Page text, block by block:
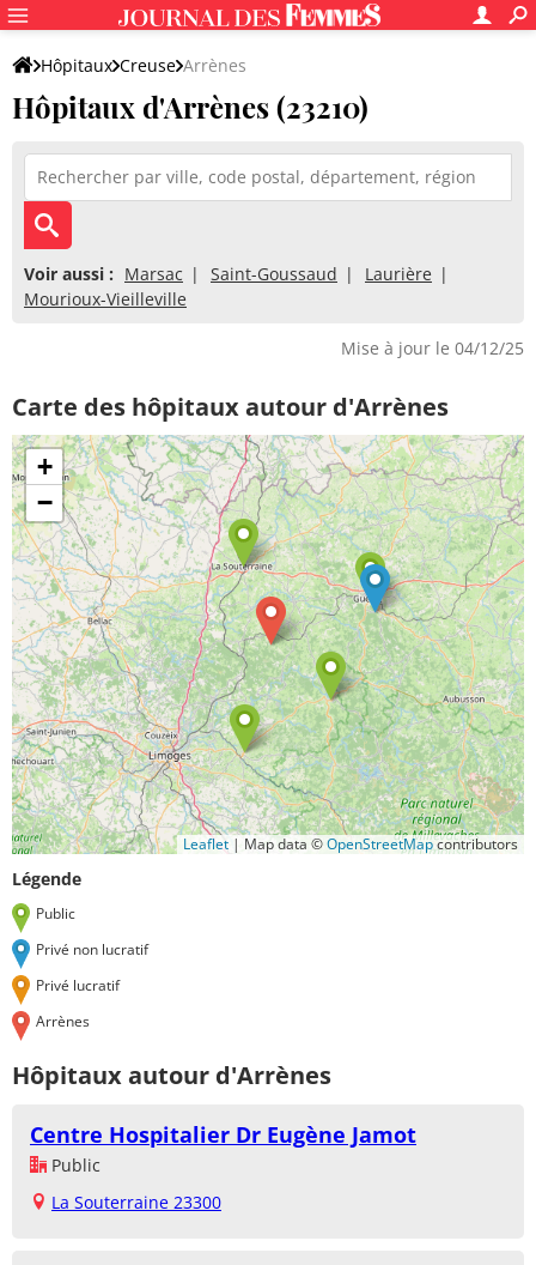
Hôpitaux Creuse Arrènes
Hôpitaux d'Arrènes (23210)
Voir aussi : Marsac Saint-Goussaud
Laurière
Mourioux-Vieilleville
Mise à jour le 04/12/25
Carte des hôpitaux autour d'Arrènes
+
−
Leaflet | Map data ©OpenStreetMapcontributors
Légende
Public
Privé non lucratif
Privé lucratif
Arrènes
Hôpitaux autour d'Arrènes
Centre Hospitalier Dr Eugène Jamot
Public
La Souterraine 23300